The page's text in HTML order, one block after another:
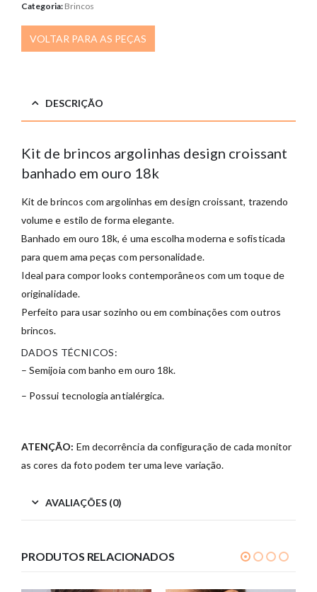
Categoria: Brincos
VOLTAR PARA AS PEÇAS
DESCRIÇÃO
Kit de brincos argolinhas design croissant
banhado em ouro 18k
Kit de brincos com argolinhas em design croissant, trazendo
volume e estilo de forma elegante.
Banhado em ouro 18k, é uma escolha moderna e sofisticada
para quem ama peças com personalidade.
Ideal para compor looks contemporâneos com um toque de
originalidade.
Perfeito para usar sozinho ou em combinações com outros
brincos.
DADOS TÉCNICOS:
– Semijoia com banho em ouro 18k.
– Possui tecnologia antialérgica.
ATENÇÃO: Em decorrência da configuração de cada monitor
as cores da foto podem ter uma leve variação.
AVALIAÇÕES (0)
PRODUTOS RELACIONADOS